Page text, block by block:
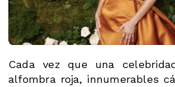
Cada vez que una
alfombra roja, innumerables